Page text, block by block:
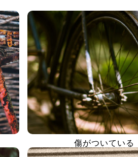
傷がついている